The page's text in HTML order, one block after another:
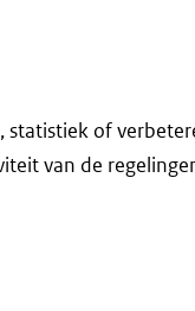
of
van de